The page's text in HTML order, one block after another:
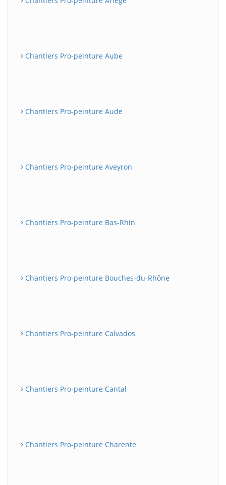
Chantiers Pro-peinture Aube
Chantiers Pro-peinture Aude
Chantiers Pro-peinture Aveyron
Chantiers Pro-peinture Bas-Rhin
Chantiers Pro-peinture Bouches-du-Rhône
Chantiers Pro-peinture Calvados
Chantiers Pro-peinture Cantal
Chantiers Pro-peinture Charente